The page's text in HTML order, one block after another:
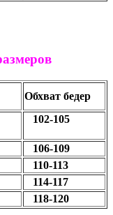
Обхват бедер
102-105
106-109
110-113
114-117
118-120